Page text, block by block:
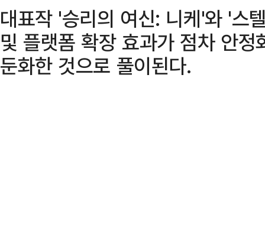
대표작 '승리의 여신: 니케'와 '스
및 플랫폼 확장 효과가 점차 안
둔화한 것으로 풀이된다.